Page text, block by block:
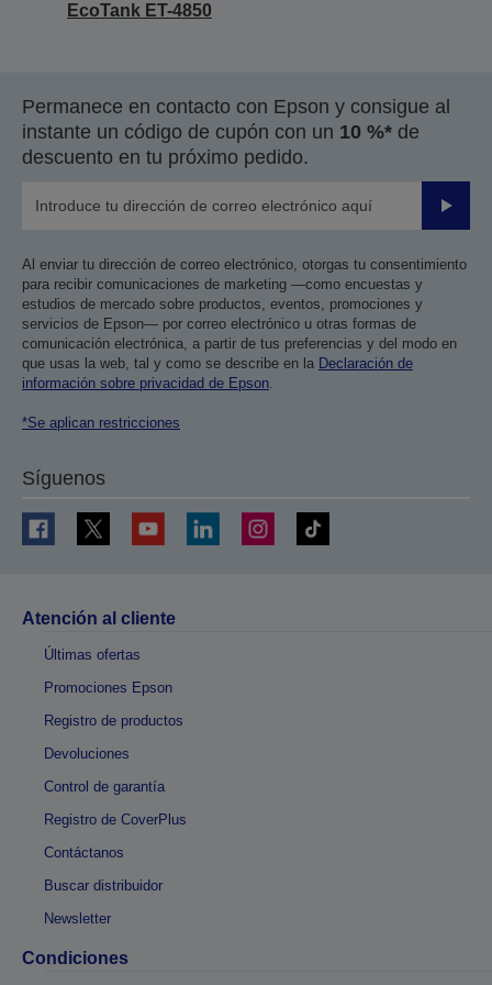
EcoTank ET-4850
Permanece en contacto con Epson y consigue al
instante un código de cupón con un 10 %* de
descuento en tu próximo pedido.
Enviar
Al enviar tu dirección de correo electrónico, otorgas tu consentimiento
para recibir comunicaciones de marketing —como encuestas y
estudios de mercado sobre productos, eventos, promociones y
servicios de Epson— por correo electrónico u otras formas de
comunicación electrónica, a partir de tus preferencias y del modo en
que usas la web, tal y como se describe en la Declaración de
información sobre privacidad de Epson.
*Se aplican restricciones
Síguenos
Atención al cliente
Últimas ofertas
Promociones Epson
Registro de productos
Devoluciones
Control de garantía
Registro de CoverPlus
Contáctanos
Buscar distribuidor
Newsletter
Condiciones